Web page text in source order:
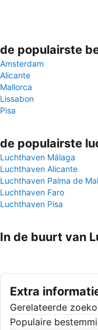
de populairste
Amsterdam
Alicante
Mallorca
Lissabon
Pisa
de populairste
Luchthaven Málaga
Luchthaven Alicante
Luchthaven Palma de
Luchthaven Faro
Luchthaven Pisa
In de buurt van
Extra
Gerelateerde
Populaire